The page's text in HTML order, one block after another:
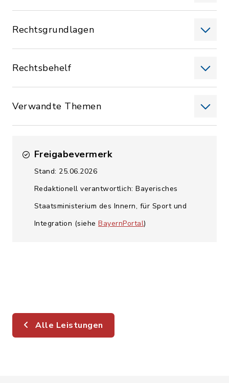
Rechtsgrundlagen
Rechtsbehelf
Verwandte Themen
Freigabevermerk
Stand: 25.06.2026
Redaktionell verantwortlich: Bayerisches
Staatsministerium des Innern, für Sport und
Integration (siehe BayernPortal)
Alle Leistungen